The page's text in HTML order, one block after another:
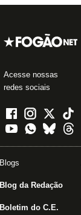
Acesse nossas
redes sociais
Blogs
Blog da Redação
Boletim do C.E.